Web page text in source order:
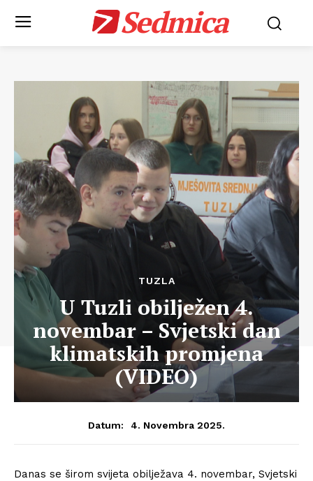
Sedmica
TUZLA
U Tuzli obilježen 4.
novembar – Svjetski dan
klimatskih promjena
(VIDEO)
Datum: 4. Novembra 2025.
Danas se širom svijeta obilježava 4. novembar, Svjetski